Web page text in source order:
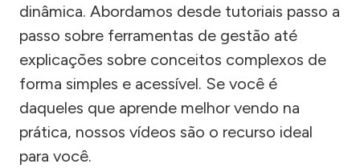
dinâmica. Abordamos desde tutoriais passo a
passo sobre ferramentas de gestão até
explicações sobre conceitos complexos de
forma simples e acessível. Se você é
daqueles que aprende melhor vendo na
prática, nossos vídeos são o recurso ideal
para você.